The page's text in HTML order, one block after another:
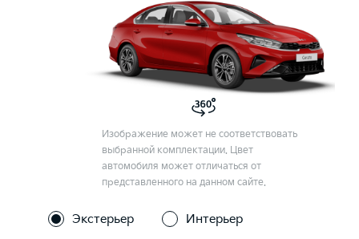
Изображение может не соответствовать
выбранной комплектации. Цвет
автомобиля может отличаться от
представленного на данном сайте.
Экстерьер Интерьер